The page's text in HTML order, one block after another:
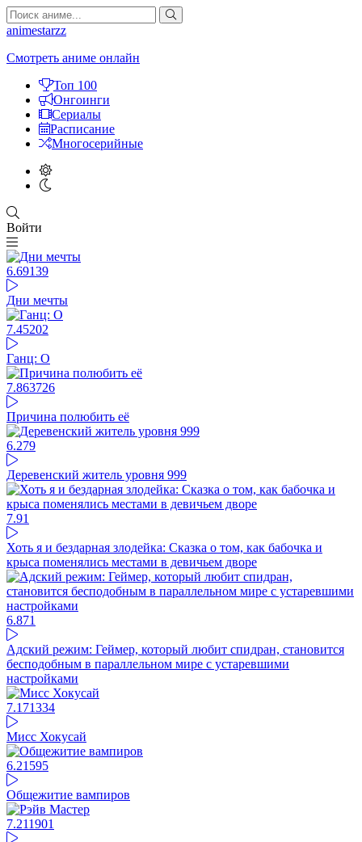
animestarzz
Смотреть аниме онлайн
Топ 100
Онгоинги
Сериалы
Расписание
Многосерийные
Войти
6.69139
Дни мечты
7.45202
Ганц: О
7.863726
Причина полюбить её
6.279
Деревенский житель уровня 999
7.91
Хоть я и бездарная злодейка: Сказка о том, как бабочка и
крыса поменялись местами в девичьем дворе
6.871
Адский режим: Геймер, который любит спидран, становится
бесподобным в параллельном мире с устаревшими
настройками
7.171334
Мисс Хокусай
6.21 595
Общежитие вампиров
7.211901